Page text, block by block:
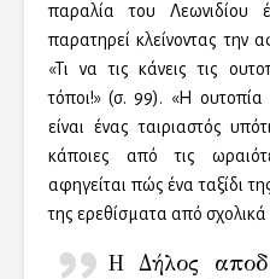
παραλία του Λεωνιδίου
παρατηρεί κλείνοντας την
«Τι να τις κάνεις τις
τόποι!» (σ. 99). «Η
είναι ένας ταιριαστός
κάποιες από τις
αφηγείται πώς ένα ταξίδι
της ερεθίσματα από σχολικά
Η Δήλος